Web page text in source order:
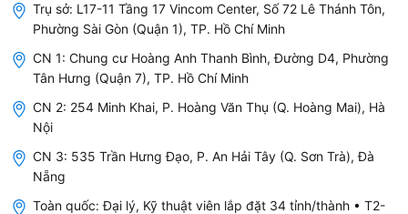
Trụ sở: L17-11 Tầng 17 Vincom Center, Số 72 Lê Thánh Tôn,
Phường Sài Gòn (Quận 1), TP. Hồ Chí Minh
CN 1: Chung cư Hoàng Anh Thanh Bình, Đường D4, Phường
Tân Hưng (Quận 7), TP. Hồ Chí Minh
CN 2: 254 Minh Khai, P. Hoàng Văn Thụ (Q. Hoàng Mai), Hà
Nội
CN 3: 535 Trần Hưng Đạo, P. An Hải Tây (Q. Sơn Trà), Đà
Nẵng
Toàn quốc: Đại lý, Kỹ thuật viên lắp đặt 34 tỉnh/thành • T2-